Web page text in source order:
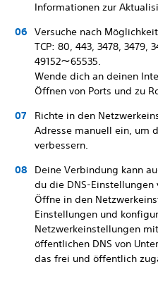
Informationen zur
Versuche nach
TCP: 80, 443, 3478, 3479,
49152～65535.
Wende dich an deinen
Öffnen von Ports und zu
Richte in den
Adresse manuell ein, um
verbessern.
Deine Verbindung kann
du die DNS-
Öffne in den
Einstellungen und
Netzwerkeinstellungen
öffentlichen DNS von
das frei und öffentlich